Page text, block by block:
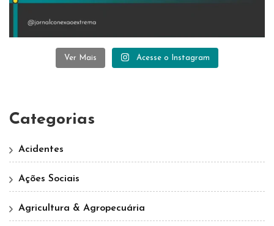
Ver Mais Acesse o Instagram
Categorias
Acidentes
Ações Sociais
Agricultura & Agropecuária